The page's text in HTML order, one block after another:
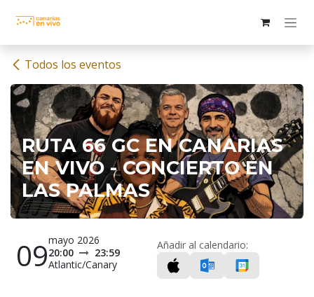
Todos los eventos
RUTA 66 GC EN CANARIAS
EN VIVO - CONCIERTO EN
LAS PALMAS
09mayo 2026
20:00
23:59
Atlantic/Canary
Añadir al calendario: